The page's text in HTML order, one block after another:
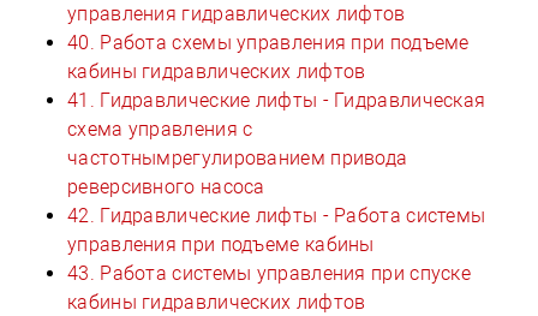
управления гидравлических лифтов
40. Работа схемы управления при подъеме
кабины гидравлических лифтов
41. Гидравлические лифты - Гидравлическая
схема управления с
частотнымрегулированием привода
реверсивного насоса
42. Гидравлические лифты - Работа системы
управления при подъеме кабины
43. Работа системы управления при спуске
кабины гидравлических лифтов